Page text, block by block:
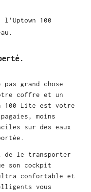
l'Uptown 100
pas grand-chose -
coffre et un
100 Lite est votre
moins
sur des eaux
de le transporter
son cockpit
confortable et
vous